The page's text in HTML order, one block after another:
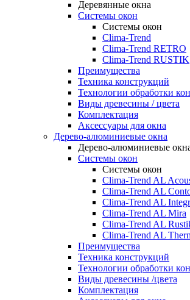
Деревянные окна
Системы окон
Системы окон
Clima-Trend
Clima-Trend RETRO
Clima-Trend RUSTIK
Преимущества
Техника конструкций
Технологии обработки
Виды древесины / цвета
Комплектация
Аксессуары для окна
Дерево-алюминиевые окна
Дерево-алюминиевые
Системы окон
Системы окон
Clima-Trend AL
Clima-Trend AL
Clima-Trend AL
Clima-Trend AL Mira
Clima-Trend AL
Clima-Trend AL
Преимущества
Техника конструкций
Технологии обработки
Виды древесины /цвета
Комплектация